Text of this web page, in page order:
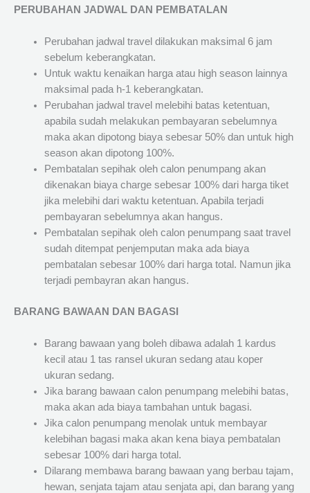
PERUBAHAN JADWAL DAN PEMBATALAN
Perubahan jadwal travel dilakukan maksimal 6 jam
sebelum keberangkatan.
Untuk waktu kenaikan harga atau high season lainnya
maksimal pada h-1 keberangkatan.
Perubahan jadwal travel melebihi batas ketentuan,
apabila sudah melakukan pembayaran sebelumnya
maka akan dipotong biaya sebesar 50% dan untuk high
season akan dipotong 100%.
Pembatalan sepihak oleh calon penumpang akan
dikenakan biaya charge sebesar 100% dari harga tiket
jika melebihi dari waktu ketentuan. Apabila terjadi
pembayaran sebelumnya akan hangus.
Pembatalan sepihak oleh calon penumpang saat travel
sudah ditempat penjemputan maka ada biaya
pembatalan sebesar 100% dari harga total. Namun jika
terjadi pembayran akan hangus.
BARANG BAWAAN DAN BAGASI
Barang bawaan yang boleh dibawa adalah 1 kardus
kecil atau 1 tas ransel ukuran sedang atau koper
ukuran sedang.
Jika barang bawaan calon penumpang melebihi batas,
maka akan ada biaya tambahan untuk bagasi.
Jika calon penumpang menolak untuk membayar
kelebihan bagasi maka akan kena biaya pembatalan
sebesar 100% dari harga total.
Dilarang membawa barang bawaan yang berbau tajam,
hewan, senjata tajam atau senjata api, dan barang yang